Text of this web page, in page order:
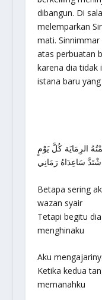
dibangun. Di
melemparkan
mati.
atas perbuatan
karena dia tidak
istana baru
الرِمَايَة كُلَّ يَوْمٍ
سَاعِدَاهُ رَمَانِي
Betapa sering
wazan syair
Tetapi begitu
menghinaku
Aku
Ketika kedua
memanahku